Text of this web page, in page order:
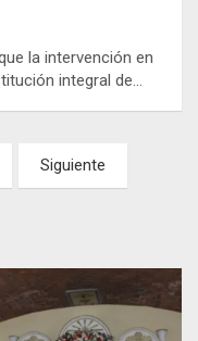
la intervención en
integral de…
Siguiente